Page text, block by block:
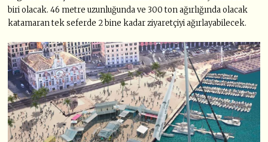
biri olacak. 46 metre uzunluğunda ve 300 ton ağırlığında olacak
katamaran tek seferde 2 bine kadar ziyaretçiyi ağırlayabilecek.